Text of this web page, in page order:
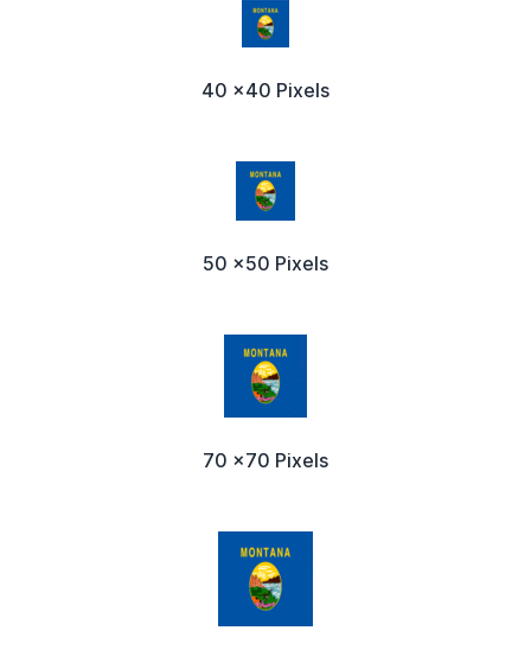
40 x40 Pixels
50 x50 Pixels
70 x70 Pixels